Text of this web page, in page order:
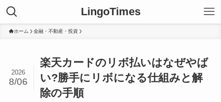
LingoTimes
ホーム 金融・不動産・投資
楽天カードのリボ払いはなぜやば
い?勝手にリボになる仕組みと解
除の手順
2026
8/06